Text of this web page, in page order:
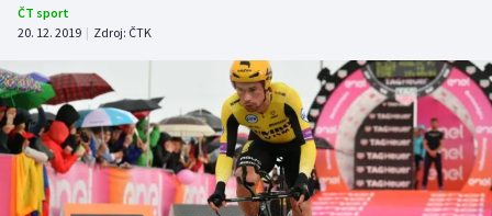
Americký fotbal
Baseball a softbal
Basketbal
Biatlon
NEPŘEHLÉDNĚTE
Soutěže
Historické návraty
Aplikace ČT sport
ČT sport
20. 12. 2019 | Zdroj: ČTK